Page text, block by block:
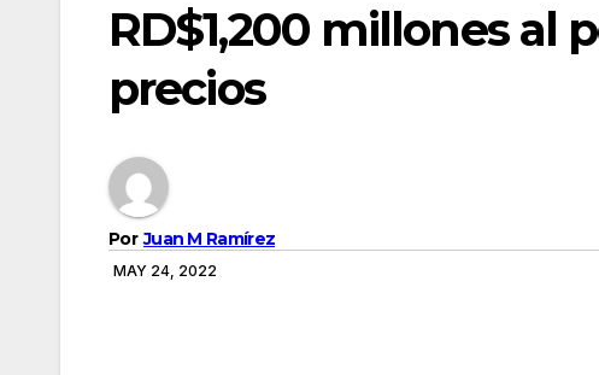
RD$1,200 millones al
precios
Por Juan M Ramírez
MAY 24, 2022